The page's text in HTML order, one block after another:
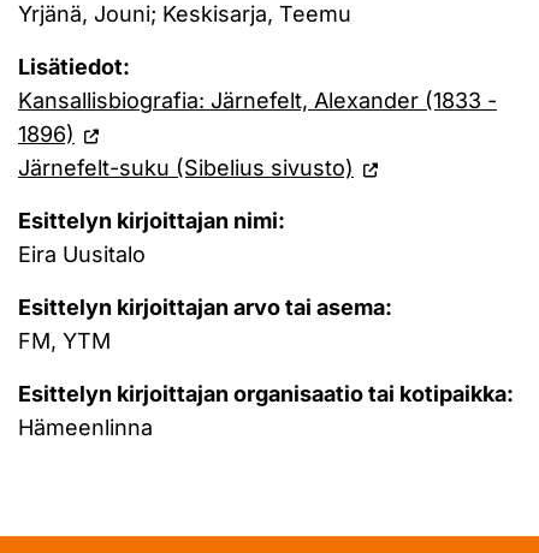
Yrjänä, Jouni; Keskisarja, Teemu
Lisätiedot:
Kansallisbiografia: Järnefelt, Alexander (1833 -
1896)
Järnefelt-suku (Sibelius sivusto)
Esittelyn kirjoittajan nimi:
Eira Uusitalo
Esittelyn kirjoittajan arvo tai asema:
FM, YTM
Esittelyn kirjoittajan organisaatio tai kotipaikka:
Hämeenlinna